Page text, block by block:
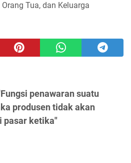
Tua, dan Keluarga
penawaran suatu
produsen tidak akan
pasar ketika"